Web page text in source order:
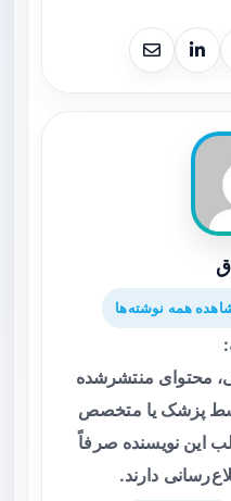
ق
همه نوشته‌ها
محتوای منتشرشده
پزشک یا متخصص
این نویسنده صرفاً
دارند.